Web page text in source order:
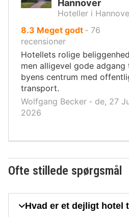
Hannover
Hoteller i
8.3 ud
af
10,
Meget godt ‐ 76
recensioner
Hotellets rolige
men alligevel gode adgang
byens centrum med
transport.
Wolfgang Becker ‐ de, 27
2026
Ofte stillede spørgsmål
Hvad er et dejligt hotel